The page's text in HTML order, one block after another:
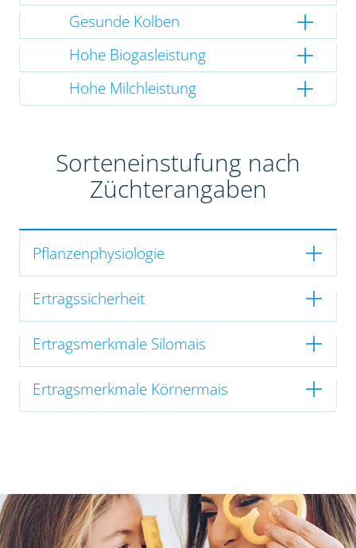
Gesunde Kolben
Hohe Biogasleistung
Hohe Milchleistung
Sorteneinstufung nach
Züchterangaben
Pflanzenphysiologie
Ertragssicherheit
Ertragsmerkmale Silomais
Ertragsmerkmale Körnermais